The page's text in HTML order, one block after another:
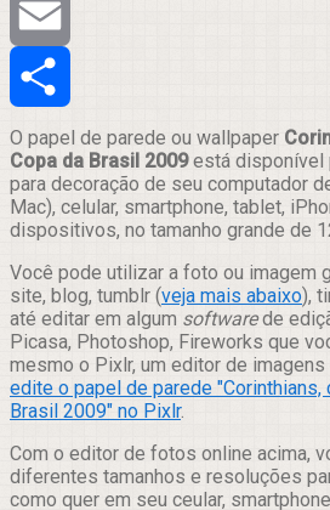
Tumblr
Email
Compartilhar
O papel de parede ou wallpaper
Copa da Brasil 2009está disponível
para decoração de seu computador
Mac), celular, smartphone, tablet,
dispositivos, no tamanho grande de
Você pode utilizar a foto ou imagem
site, blog, tumblr (veja mais abaixo),
até editar em algum softwarede
Picasa, Photoshop, Fireworks que
mesmo o Pixlr, um editor de imagens
edite o papel de parede "Corinthians,
Brasil 2009" no Pixlr.
Com o editor de fotos online acima,
diferentes tamanhos e resoluções
como quer em seu ceular,